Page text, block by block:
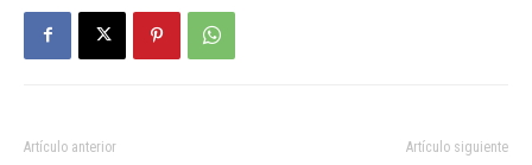
Artículo anterior Artículo siguiente